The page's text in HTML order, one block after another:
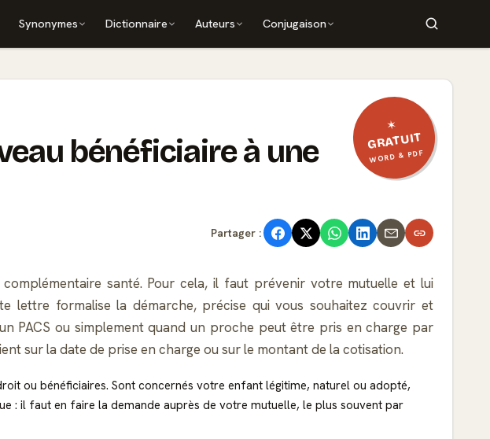
Synonymes Dictionnaire Auteurs Conjugaison
✶
GRATUIT
WORD & PDF
bénéficiaire à une
Partager :
santé. Pour cela, il faut prévenir votre mutuelle et lui
lettre formalise la démarche, précise qui vous souhaitez couvrir et
PACS ou simplement quand un proche peut être pris en charge par
sur la date de prise en charge ou sur le montant de la cotisation.
ou bénéficiaires. Sont concernés votre enfant légitime, naturel ou adopté,
: il faut en faire la demande auprès de votre mutuelle, le plus souvent par